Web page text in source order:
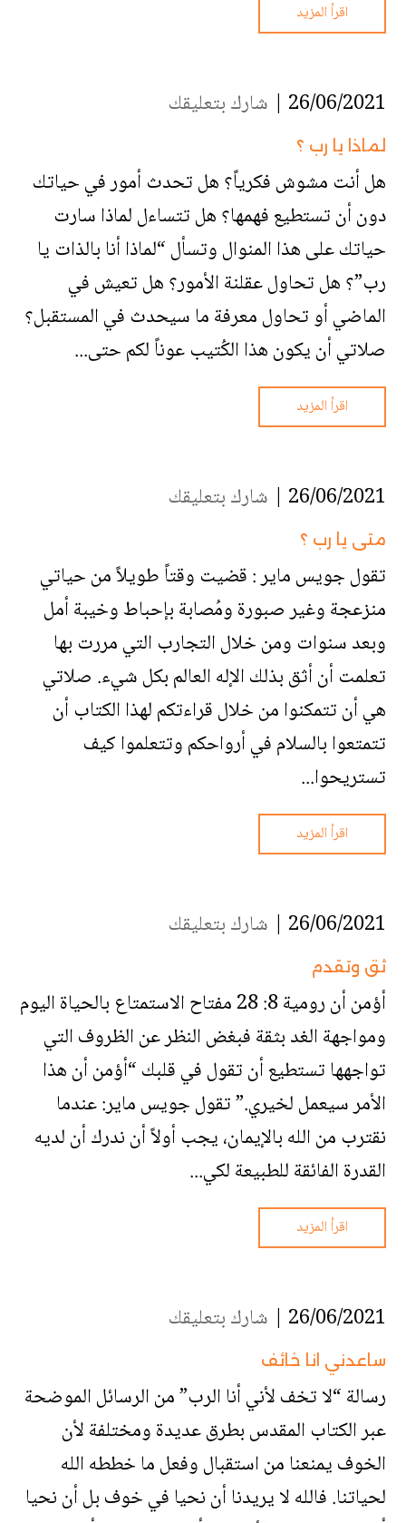
اقرأ المزيد
26/06/2021 | شارك بتعليقك
لماذا يا رب ؟
هل أنت مشوش فكرياً؟ هل تحدث أمور في حياتك
دون أن تستطيع فهمها؟ هل تتساءل لماذا سارت
حياتك على هذا المنوال وتسأل “لماذا أنا بالذات يا
رب”؟ هل تحاول عقلنة الأمور؟ هل تعيش في
الماضي أو تحاول معرفة ما سيحدث في المستقبل؟
صلاتي أن يكون هذا الكُتيب عوناً لكم حتى...
اقرأ المزيد
26/06/2021 | شارك بتعليقك
متى يا رب ؟
تقول جويس ماير : قضيت وقتاً طويلاً من حياتي
منزعجة وغير صبورة ومُصابة بإحباط وخيبة أمل
وبعد سنوات ومن خلال التجارب التي مررت بها
تعلمت أن أثق بذلك الإله العالم بكل شيء. صلاتي
هي أن تتمكنوا من خلال قراءتكم لهذا الكتاب أن
تتمتعوا بالسلام في أرواحكم وتتعلموا كيف
تستريحوا...
اقرأ المزيد
26/06/2021 | شارك بتعليقك
ثق وتقدم
أؤمن أن رومية 8: 28 مفتاح الاستمتاع بالحياة اليوم
ومواجهة الغد بثقة فبغض النظر عن الظروف التي
تواجهها تستطيع أن تقول في قلبك “أؤمن أن هذا
الأمر سيعمل لخيري.” تقول جويس ماير: عندما
نقترب من الله بالإيمان، يجب أولاً أن ندرك أن لديه
القدرة الفائقة للطبيعة لكي...
اقرأ المزيد
26/06/2021 | شارك بتعليقك
ساعدني انا خائف
رسالة “لا تخف لأني أنا الرب” من الرسائل الموضحة
عبر الكتاب المقدس بطرق عديدة ومختلفة لأن
الخوف يمنعنا من استقبال وفعل ما خططه الله
لحياتنا. فالله لا يريدنا أن نحيا في خوف بل أن نحيا